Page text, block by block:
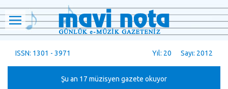
ISSN: 1301 - 3971 Yıl: 20 Sayı: 2012
Şu an 17 müzisyen gazete okuyor